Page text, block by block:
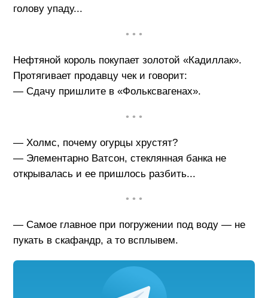
голову упаду...
• • •
Нефтяной король покупает золотой «Кадиллак».
Протягивает продавцу чек и говорит:
— Сдачу пришлите в «Фольксвагенах».
• • •
— Холмс, почему огурцы хрустят?
— Элементарно Ватсон, стеклянная банка не
открывалась и ее пришлось разбить...
• • •
— Самое главное при погружении под воду — не
пукать в скафандр, а то всплывем.